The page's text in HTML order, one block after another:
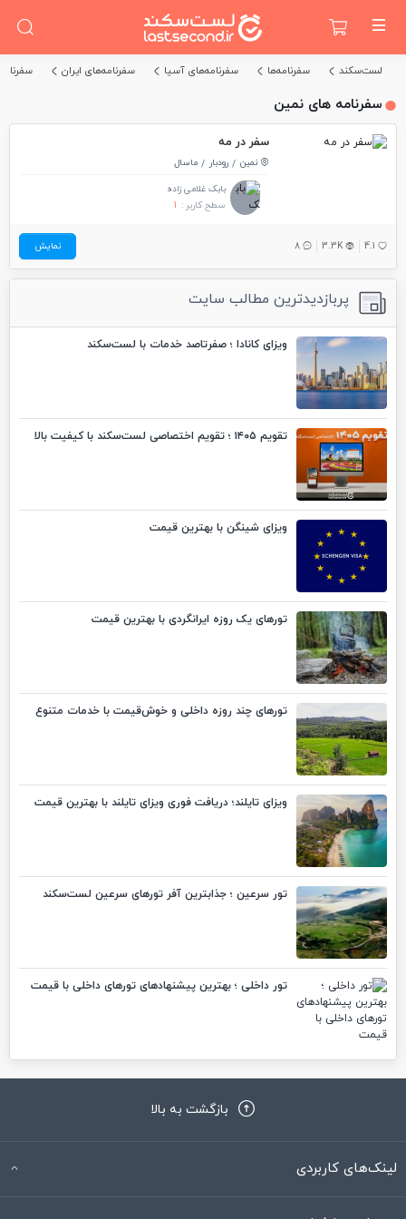
لست‌سکند سفرنامه‌ها سفرنامه‌های آسیا سفرنامه‌های ایران
سفرنامه های نمین
سفر در مه
نمین رودبار
ماسال
بابک غلامی زاده
سطح کاربر : 1
4.1
3.3K
8 نمایش
پربازدیدترین مطالب سایت
ویزای کانادا ؛ صفرتاصد خدمات با لست‌سکند
تقویم ۱۴۰۵ ؛ تقویم اختصاصی لست‌سکند با کیفیت بالا
ویزای شینگن با بهترین قیمت
تورهای یک روزه ایرانگردی با بهترین قیمت
تورهای چند روزه داخلی و خوش‌قیمت با خدمات متنوع
ویزای تایلند؛ دریافت فوری ویزای تایلند با بهترین قیمت
تور سرعین ؛ جذابترین آفر تورهای سرعین لست‌سکند
تور داخلی ؛ بهترین پیشنهادهای تورهای داخلی با قیمت
بازگشت به بالا
لینک‌های کاربردی